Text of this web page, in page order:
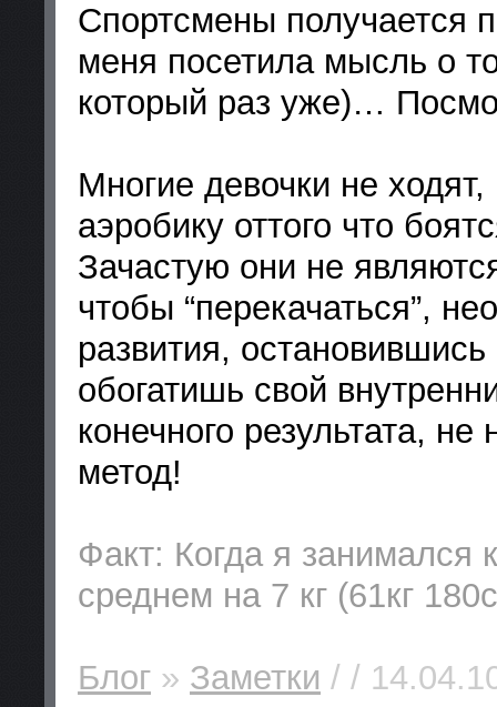
Спортсмены получается
меня посетила мысль о
который раз уже)…
Многие девочки не
аэробику оттого что
Зачастую они не
чтобы “перекачаться”,
развития,
обогатишь свой
конечного результата,
метод!
Факт: Когда я занимался
среднем на 7 кг (61кг
Блог » Заметки / /